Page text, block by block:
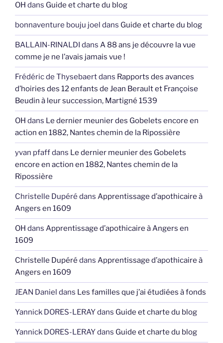
OH dans Guide et charte du blog
bonnaventure bouju joel dans Guide et charte du blog
BALLAIN-RINALDI dans A 88 ans je découvre la vue
comme je ne l’avais jamais vue !
Frédéric de Thysebaertdans Rapports des avances
d’hoiries des 12 enfants de Jean Berault et Françoise
Beudin à leur succession, Martigné 1539
OH dans Le dernier meunier des Gobelets encore en
action en 1882, Nantes chemin de la Ripossière
yvan pfaffdans Le dernier meunier des Gobelets
encore en action en 1882, Nantes chemin de la
Ripossière
Christelle Dupéré dans Apprentissage d’apothicaire à
Angers en 1609
OH dans Apprentissage d’apothicaire à Angers en
1609
Christelle Dupéré dans Apprentissage d’apothicaire à
Angers en 1609
JEAN Daniel dans Les familles que j’ai étudiées à fonds
Yannick DORES-LERAYdans Guide et charte du blog
Yannick DORES-LERAYdans Guide et charte du blog